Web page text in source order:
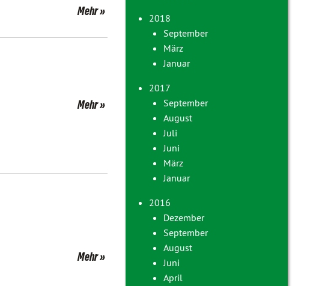
Mehr
Mehr
Mehr
2018
September
März
Januar
2017
September
August
Juli
Juni
März
Januar
2016
Dezember
September
August
Juni
April